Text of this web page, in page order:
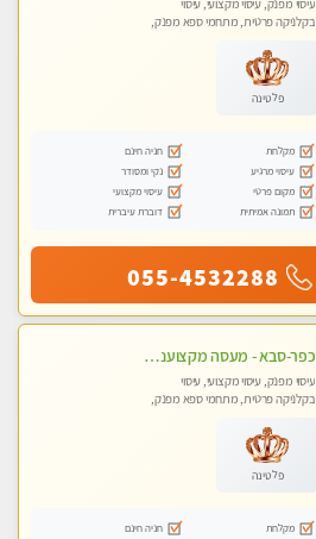
עיסוי מפנק, עיסוי מקצועי, עיסוי
בקלניקה פרטית, מתחמי ספא מפנק,
פלטינה
מקלחת
חניה חינם
עיסוי מרגיע
נקי ומסודר
מקום פרטי
עיסוי מקצועי
תמונה אמיתית
דוברת עיברית
055-4532288
כפר-סבא - מעסה מקצוענית אלופה-מומלץ לחלוטין!! מעסה מקצועית ואיכותית
עיסוי מפנק, עיסוי מקצועי, עיסוי
בקלניקה פרטית, מתחמי ספא מפנק,
פלטינה
מקלחת
חניה חינם